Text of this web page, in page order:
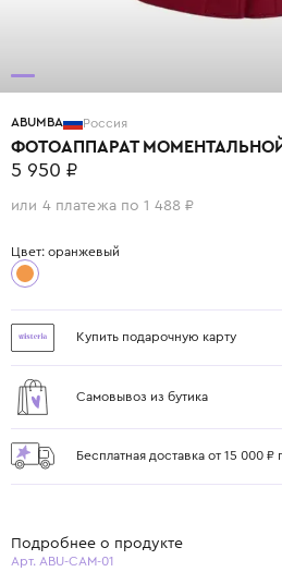
ABUMBA Россия
ФОТОАППАРАТ
5 950 ₽
или 4 платежа по 1 488 ₽
Цвет: оранжевый
Купить подарочную карту
Самовывоз из бутика
Бесплатная доставка от 15 000
Подробнее о продукте
Арт. ABU-CAM-01